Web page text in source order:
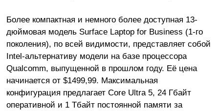
Более компактная и немного более доступная 13-
дюймовая модель Surface Laptop for Business (1-го
поколения), по всей видимости, представляет собой
Intel-альтернативу модели на базе процессора
Qualcomm, выпущенной в прошлом году. Её цена
начинается от $1499,99. Максимальная
конфигурация предлагает Core Ultra 5, 24 Гбайт
оперативной и 1 Тбайт постоянной памяти за